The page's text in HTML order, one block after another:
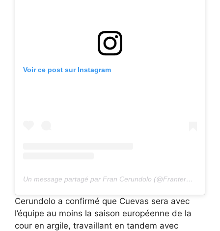
Voir ce post sur Instagram
Un message partagé par Fran Cerundolo (@FranterUndolo)
Cerundolo a confirmé que Cuevas sera avec
l’équipe au moins la saison européenne de la
cour en argile, travaillant en tandem avec